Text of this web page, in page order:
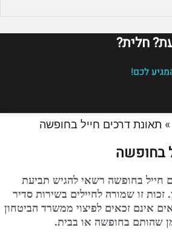
חלית?​
לכם!
» תאונת דרכים חייל בחופשה
בחופשה
חייל בחופשה רשאי להגיש תביעת
זכות זו שמורה לחיילים בשירות סדיר
אינם זכאים לפיצוי ממשרד הביטחון
שהותם בחופשה או בבית.